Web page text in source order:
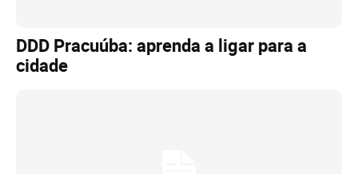
DDD Pracuúba: aprenda a ligar para a
cidade